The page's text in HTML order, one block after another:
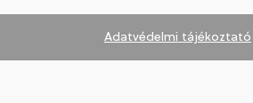
Adatvédelmi tájékoztató